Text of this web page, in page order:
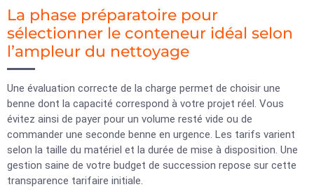
La phase préparatoire pour
sélectionner le conteneur idéal selon
l’ampleur du nettoyage
Une évaluation correcte de la charge permet de choisir une
benne dont la capacité correspond à votre projet réel. Vous
évitez ainsi de payer pour un volume resté vide ou de
commander une seconde benne en urgence. Les tarifs varient
selon la taille du matériel et la durée de mise à disposition. Une
gestion saine de votre budget de succession repose sur cette
transparence tarifaire initiale.